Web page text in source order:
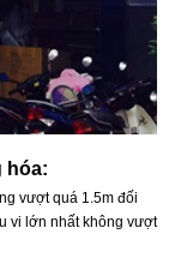
hóa:
vượt quá 1.5m đối
vi lớn nhất không vượt